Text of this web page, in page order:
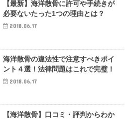
【最新】海洋散骨に許可や手続きが
必要ないたった1つの理由とは？
2018.06.17
海洋散骨の違法性で注意すべきポイ
ント４選！法律問題はこれで完璧！
2018.06.17
【海洋散骨】口コミ・評判からわか